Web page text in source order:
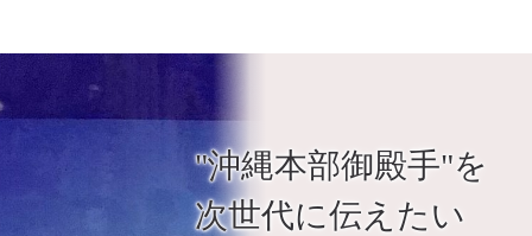
"沖縄本部御殿手"を
次世代に伝えたい